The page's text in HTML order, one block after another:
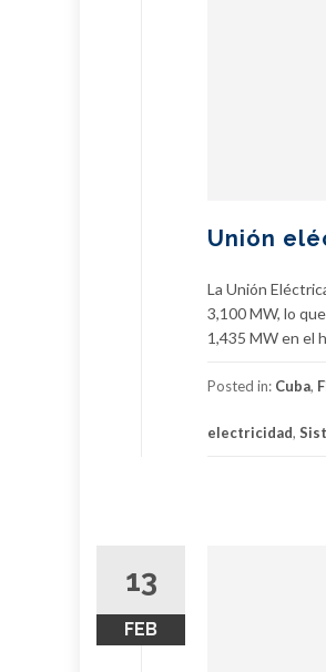
Unión
La Unión
3,100 MW, lo
1,435 MW en el
Posted in: Cuba,
electricidad,
13
FEB